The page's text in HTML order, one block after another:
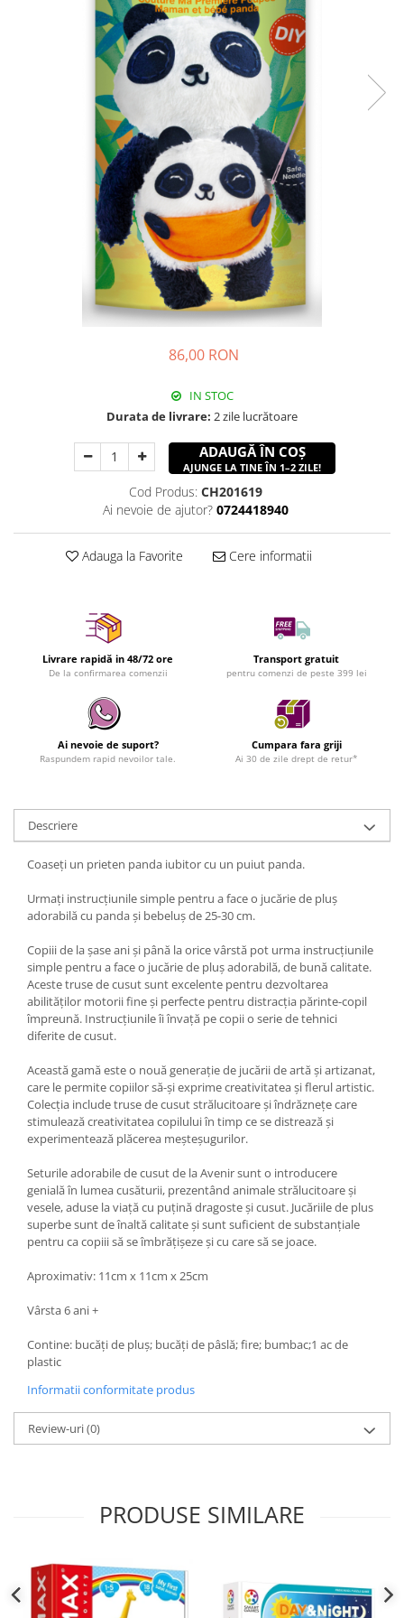
86,00 RON
IN STOC
Durata de livrare: 2 zile lucrătoare
ADAUGĂ ÎN COȘ
AJUNGE LA TINE ÎN 1–2 ZILE!
Cod Produs: CH201619
Ai nevoie de ajutor? 0724418940
Adauga la Favorite Cere informatii
Livrare rapidă in 48/72 ore
De la confirmarea comenzii
Transport gratuit
pentru comenzi de peste 399 lei
Ai nevoie de suport?
Raspundem rapid nevoilor tale.
Cumpara fara griji
Ai 30 de zile drept de retur*
Descriere
Coaseți un prieten panda iubitor cu un puiut panda.
Urmați instrucțiunile simple pentru a face o jucărie de pluș
adorabilă cu panda și bebeluș de 25-30 cm.
Copiii de la șase ani și până la orice vârstă pot urma instrucțiunile
simple pentru a face o jucărie de pluș adorabilă, de bună calitate.
Aceste truse de cusut sunt excelente pentru dezvoltarea
abilităților motorii fine și perfecte pentru distracția părinte-copil
împreună. Instrucțiunile îi învață pe copii o serie de tehnici
diferite de cusut.
Această gamă este o nouă generație de jucării de artă și artizanat,
care le permite copiilor să-și exprime creativitatea și flerul artistic.
Colecția include truse de cusut strălucitoare și îndrăznețe care
stimulează creativitatea copilului în timp ce se distrează și
experimentează plăcerea meșteșugurilor.
Seturile adorabile de cusut de la Avenir sunt o introducere
genială în lumea cusăturii, prezentând animale strălucitoare și
vesele, aduse la viață cu puțină dragoste și cusut. Jucăriile de plus
superbe sunt de înaltă calitate și sunt suficient de substanțiale
pentru ca copiii să se îmbrățișeze și cu care să se joace.
Aproximativ: 11cm x 11cm x 25cm
Vârsta 6 ani +
Contine: bucăți de pluș; bucăți de pâslă; fire; bumbac;1 ac de
plastic
Informatii conformitate produs
Review-uri(0)
PRODUSE SIMILARE